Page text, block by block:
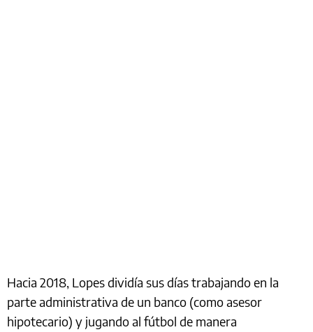
Hacia 2018, Lopes dividía sus días trabajando en la
parte administrativa de un banco (como asesor
hipotecario) y jugando al fútbol de manera